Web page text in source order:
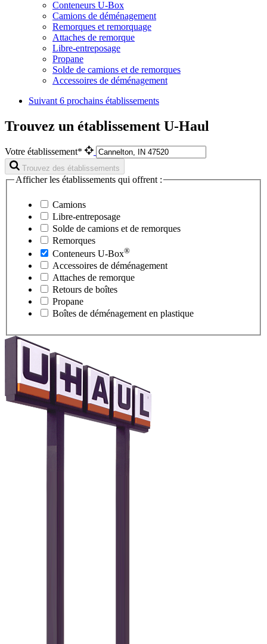
Conteneurs U-Box
Camions de déménagement
Remorques et remorquage
Attaches de remorque
Libre-entreposage
Propane
Solde de camions et de remorques
Accessoires de déménagement
Suivant 6 prochains établissements
Trouvez un établissement U-Haul
Votre établissement*
Trouvez des établissements
Afficher les établissements qui offrent :
Camions
Libre-entreposage
Solde de camions et de remorques
Remorques
Conteneurs U-Box®
Accessoires de déménagement
Attaches de remorque
Retours de boîtes
Propane
Boîtes de déménagement en plastique